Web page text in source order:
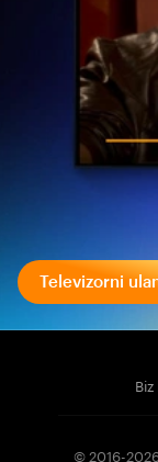
Televizorni
© 2016-